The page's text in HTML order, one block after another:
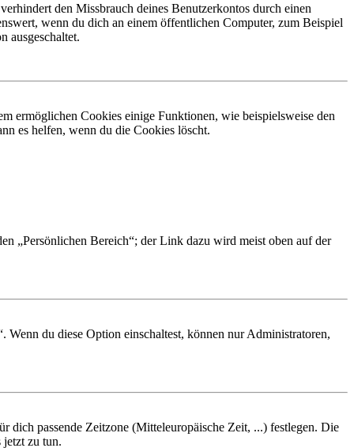
den Missbrauch deines Benutzerkontos durch einen
wenn du dich an einem öffentlichen Computer, zum Beispiel
ausgeschaltet.
ermöglichen Cookies einige Funktionen, wie beispielsweise den
es helfen, wenn du die Cookies löscht.
„Persönlichen Bereich“; der Link dazu wird meist oben auf der
du diese Option einschaltest, können nur Administratoren,
dich passende Zeitzone (Mitteleuropäische Zeit, ...) festlegen. Die
jetzt zu tun.